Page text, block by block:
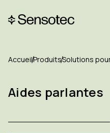
AccueilProduitsSolutions
Aides parlantes